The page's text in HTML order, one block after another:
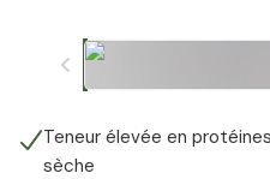
Teneur élevée en
sèche